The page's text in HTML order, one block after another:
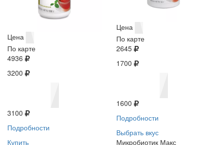
Цена
По карте
4936
3200
3100
Подробности
Купить
Цена
По карте
2645
1700
1600
Подробности
Выбрать вкус
Микробиотик Макс